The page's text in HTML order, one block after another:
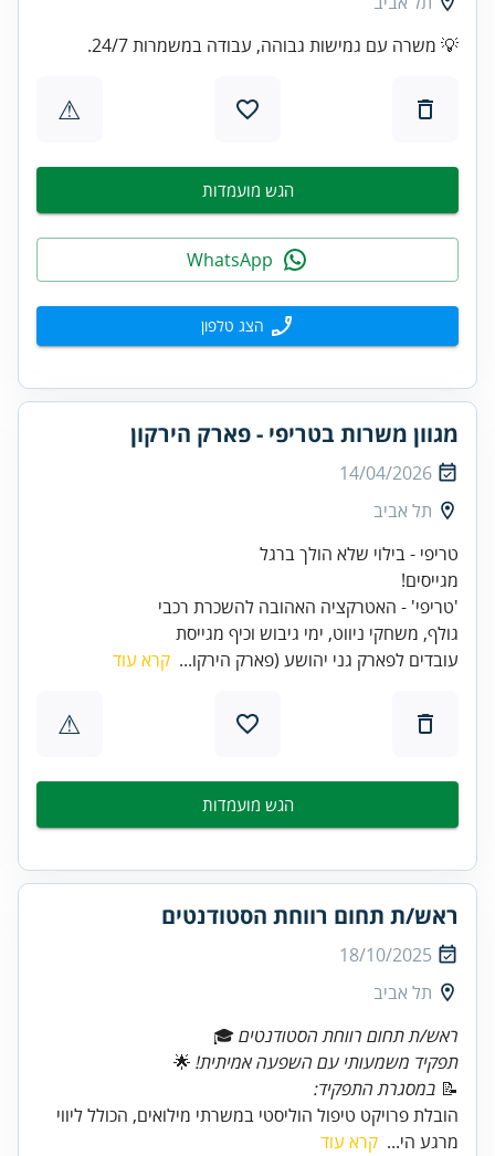
💡 משרה עם גמישות גבוהה, עבודה במשמרות 24/7.
⚠
הגש מועמדות
הצג טלפון
מגוון משרות בטריפי - פארק הירקון
14/04/2026
תל אביב
גולף, משחקי ניווט, ימי גיבוש וכיף מגייסת
עובדים לפארק גני יהושע (פארק הירקו... קרא עוד
⚠
הגש מועמדות
ראש/ת תחום רווחת הסטודנטים
18/10/2025
תל אביב
ראש/ת תחום רווחת הסטודנטים 🎓
תפקיד משמעותי עם השפעה אמיתית!
📝 במסגרת התפקיד:
הובלת פרויקט טיפול הוליסטי במשרתי מילואים, הכולל ליווי
מרגע הי... קרא עוד